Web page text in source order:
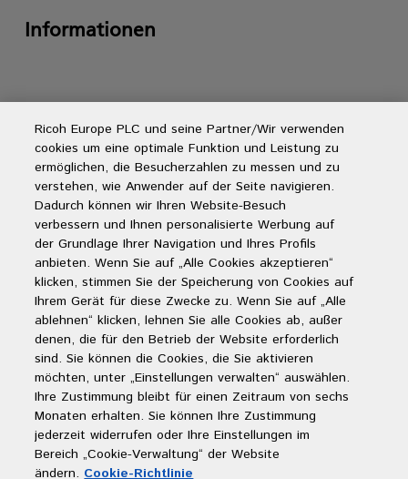
Informationen
Folgen Sie uns
Impressum
Datenschutzhinweis
Ricoh Europe PLC und seine Partner/Wir verwenden
cookies um eine optimale Funktion und Leistung zu
ermöglichen, die Besucherzahlen zu messen und zu
verstehen, wie Anwender auf der Seite navigieren.
Dadurch können wir Ihren Website-Besuch
verbessern und Ihnen personalisierte Werbung auf
der Grundlage Ihrer Navigation und Ihres Profils
anbieten. Wenn Sie auf „Alle Cookies akzeptieren“
klicken, stimmen Sie der Speicherung von Cookies auf
Ihrem Gerät für diese Zwecke zu. Wenn Sie auf „Alle
ablehnen“ klicken, lehnen Sie alle Cookies ab, außer
denen, die für den Betrieb der Website erforderlich
sind. Sie können die Cookies, die Sie aktivieren
möchten, unter „Einstellungen verwalten“ auswählen.
Ihre Zustimmung bleibt für einen Zeitraum von sechs
Monaten erhalten. Sie können Ihre Zustimmung
jederzeit widerrufen oder Ihre Einstellungen im
Bereich „Cookie-Verwaltung“ der Website
ändern. Cookie-Richtlinie